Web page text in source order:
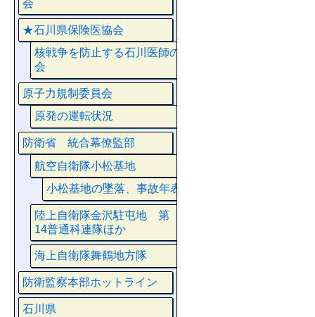
会
★石川県保険医協会
核戦争を防止する石川医師の
会
原子力規制委員会
原発の運転状況
防衛省 統合幕僚監部
航空自衛隊小松基地
小松基地の墜落、事故年表
陸上自衛隊金沢駐屯地 第
14普通科連隊ほか
海上自衛隊舞鶴地方隊
防衛監察本部ホットライン
石川県